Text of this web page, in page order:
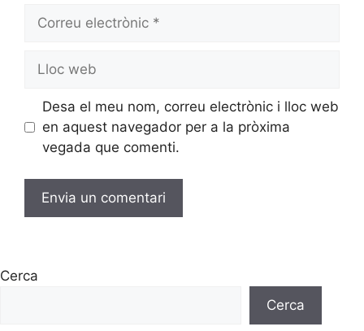
Desa el meu nom, correu electrònic i lloc web
en aquest navegador per a la pròxima
vegada que comenti.
Cerca
Cerca